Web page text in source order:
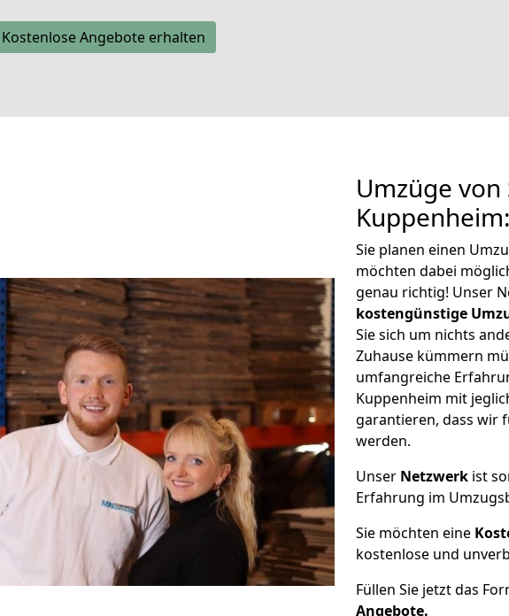
Kostenlose Angebote erhalten
Umzüge
Sie planen einen
möchten dabei
genau richtig! Unser
kostengünstige
Sie sich um nichts
Zuhause kümmern
umfangreiche
Kuppenheim mit
garantieren, dass wir
werden.
Unser Netzwerk ist
Erfahrung im
Sie möchten eine
kostenlose und
Füllen Sie jetzt das
Angebote.